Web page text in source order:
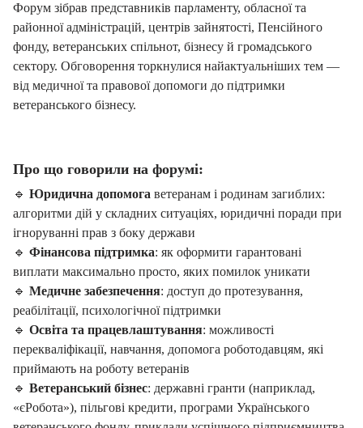
Форум зібрав представників парламенту, обласної та
районної адміністрацій, центрів зайнятості, Пенсійного
фонду, ветеранських спільнот, бізнесу й громадського
сектору. Обговорення торкнулися найактуальніших тем —
від медичної та правової допомоги до підтримки
ветеранського бізнесу.
Про що говорили на форумі:
🔹 Юридична допомога ветеранам і родинам загиблих:
алгоритми дій у складних ситуаціях, юридичні поради при
ігноруванні прав з боку держави
🔹 Фінансова підтримка: як оформити гарантовані
виплати максимально просто, яких помилок уникати
🔹 Медичне забезпечення: доступ до протезування,
реабілітації, психологічної підтримки
🔹 Освіта та працевлаштування: можливості
перекваліфікації, навчання, допомога роботодавцям, які
приймають на роботу ветеранів
🔹 Ветеранський бізнес: державні гранти (наприклад,
«єРобота»), пільгові кредити, програми Українського